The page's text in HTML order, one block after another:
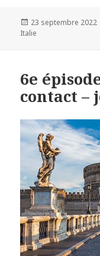
Publié
le
23 septembre 2022
Italie
6e
contact –